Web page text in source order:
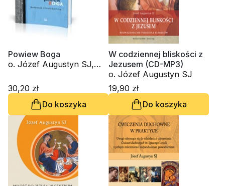
Powiew Boga
o. Józef Augustyn SJ,
o. Włodzimierz Zatorski
OSB, Marian Zawada
30,20 zł
Do koszyka
W codziennej bliskości z
Jezusem (CD-MP3)
o. Józef Augustyn SJ
19,90 zł
Do koszyka